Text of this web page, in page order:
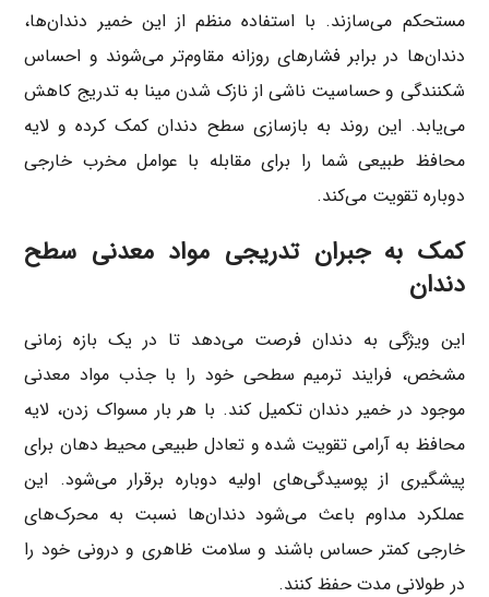
مستحکم می‌سازند. با استفاده منظم از این خمیر دندان‌ها،
دندان‌ها در برابر فشارهای روزانه مقاوم‌تر می‌شوند و احساس
شکنندگی و حساسیت ناشی از نازک شدن مینا به تدریج کاهش
می‌یابد. این روند به بازسازی سطح دندان کمک کرده و لایه
محافظ طبیعی شما را برای مقابله با عوامل مخرب خارجی
دوباره تقویت می‌کند.
کمک به جبران تدریجی مواد معدنی سطح
دندان
این ویژگی به دندان فرصت می‌دهد تا در یک بازه زمانی
مشخص، فرایند ترمیم سطحی خود را با جذب مواد معدنی
موجود در خمیر دندان تکمیل کند. با هر بار مسواک زدن، لایه
محافظ به آرامی تقویت شده و تعادل طبیعی محیط دهان برای
پیشگیری از پوسیدگی‌های اولیه دوباره برقرار می‌شود. این
عملکرد مداوم باعث می‌شود دندان‌ها نسبت به محرک‌های
خارجی کمتر حساس باشند و سلامت ظاهری و درونی خود را
در طولانی مدت حفظ کنند.